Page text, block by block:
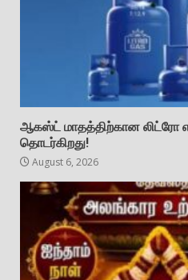
ஆகஸ்ட் மாதத்திற்கான லிட்ரோ
தொடர்கிறது!
August 6, 2026